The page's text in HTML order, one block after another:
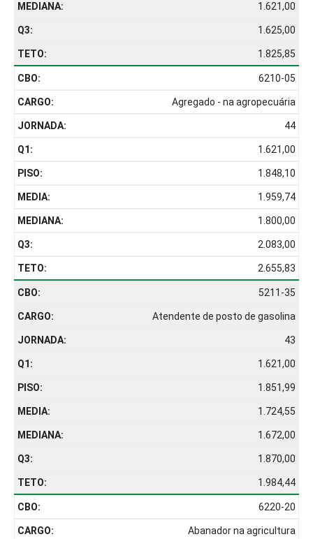
1.621,00
1.625,00
1.825,85
6210-05
Agregado - na agropecuária
44
1.621,00
1.848,10
1.959,74
1.800,00
2.083,00
2.655,83
5211-35
Atendente de posto de gasolina
43
1.621,00
1.851,99
1.724,55
1.672,00
1.870,00
1.984,44
6220-20
Abanador na agricultura